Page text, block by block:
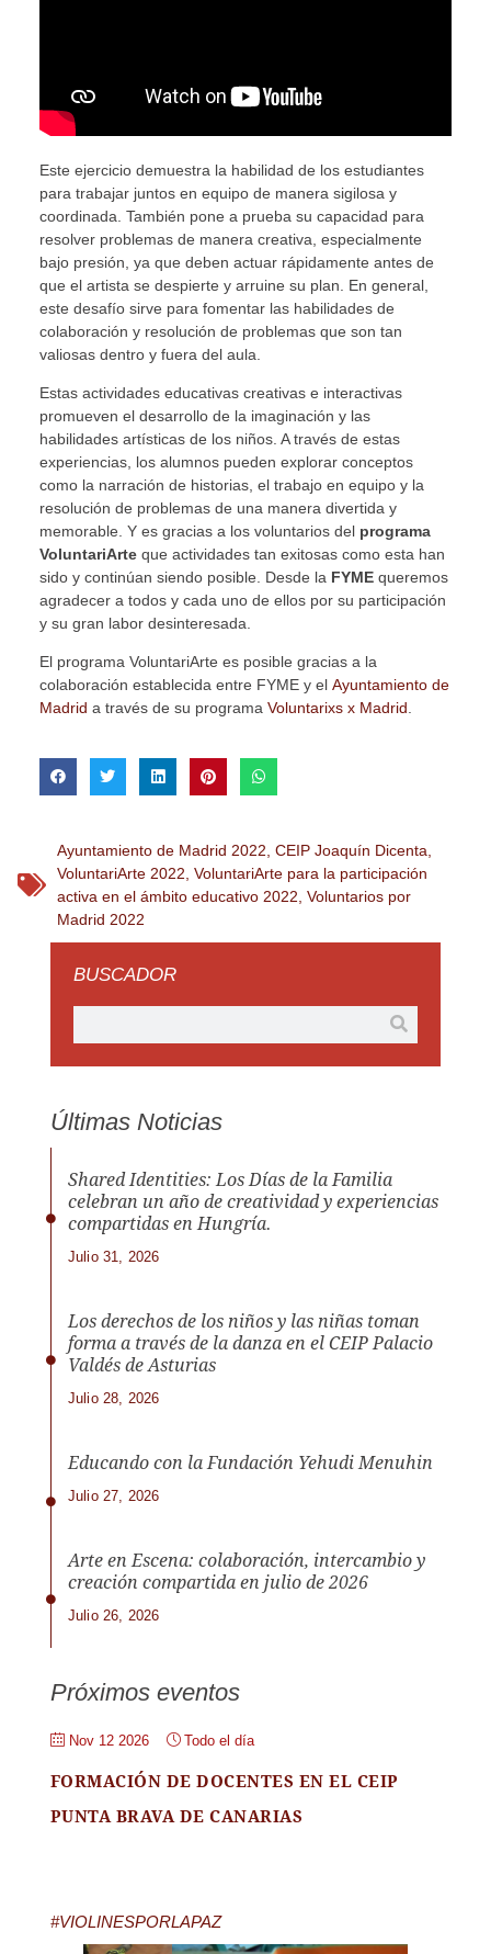
Este ejercicio demuestra la habilidad de los estudiantes
para trabajar juntos en equipo de manera sigilosa y
coordinada. También pone a prueba su capacidad para
resolver problemas de manera creativa, especialmente
bajo presión, ya que deben actuar rápidamente antes de
que el artista se despierte y arruine su plan. En general,
este desafío sirve para fomentar las habilidades de
colaboración y resolución de problemas que son tan
valiosas dentro y fuera del aula.
Estas actividades educativas creativas e interactivas
promueven el desarrollo de la imaginación y las
habilidades artísticas de los niños. A través de estas
experiencias, los alumnos pueden explorar conceptos
como la narración de historias, el trabajo en equipo y la
resolución de problemas de una manera divertida y
memorable. Y es gracias a los voluntarios del programa
VoluntariArteque actividades tan exitosas como esta han
sido y continúan siendo posible. Desde la FYMEqueremos
agradecer a todos y cada uno de ellos por su participación
y su gran labor desinteresada.
El programa VoluntariArte es posible gracias a la
colaboración establecida entre FYME y el Ayuntamiento de
Madrid a través de su programa Voluntarixs x Madrid.
Ayuntamiento de Madrid 2022 CEIP Joaquín Dicenta
VoluntariArte 2022 VoluntariArte para la participación
activa en el ámbito educativo 2022 Voluntarios por
Madrid 2022
BUSCADOR
Últimas Noticias
Shared Identities: Los Días de la Familia
celebran un año de creatividad y experiencias
compartidas en Hungría.
Julio 31, 2026
Los derechos de los niños y las niñas toman
forma a través de la danza en el CEIP Palacio
Valdés de Asturias
Julio 28, 2026
Educando con la Fundación Yehudi Menuhin
Julio 27, 2026
Arte en Escena: colaboración, intercambio y
creación compartida en julio de 2026
Julio 26, 2026
Próximos eventos
Nov 12 2026 Todo el día
FORMACIÓN DE DOCENTES EN EL CEIP
PUNTA BRAVA DE CANARIAS
#VIOLINESPORLAPAZ